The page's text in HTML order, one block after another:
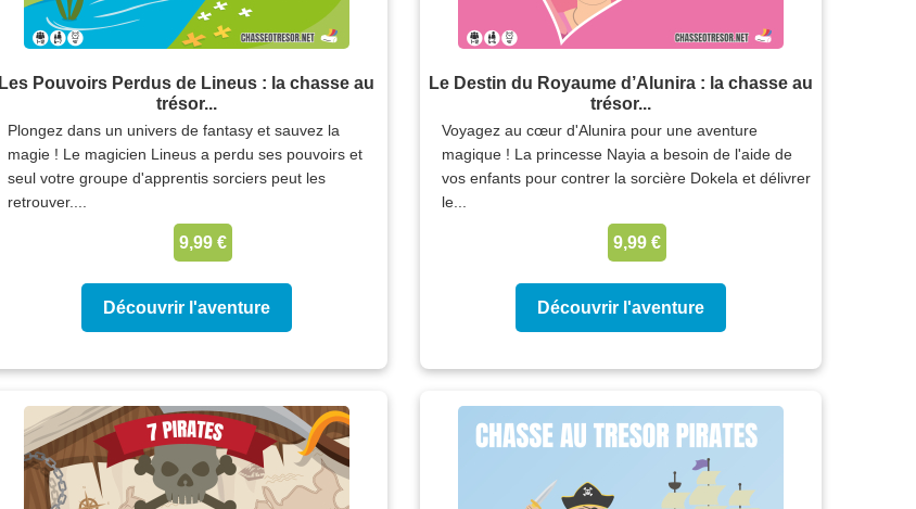
Les Pouvoirs Perdus de Lineus : la chasse au
trésor...
Plongez dans un univers de fantasy et sauvez la
magie ! Le magicien Lineus a perdu ses pouvoirs et
seul votre groupe d'apprentis sorciers peut les
retrouver....
9,99 €
Découvrir l'aventure
Le Destin du Royaume d’Alunira : la chasse au
trésor...
Voyagez au cœur d'Alunira pour une aventure
magique ! La princesse Nayia a besoin de l'aide de
vos enfants pour contrer la sorcière Dokela et délivrer
le...
9,99 €
Découvrir l'aventure